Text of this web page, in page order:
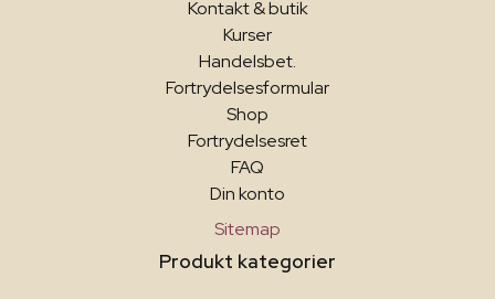
Kontakt & butik
Kurser
Handelsbet.
Fortrydelsesformular
Shop
Fortrydelsesret
FAQ
Din konto
Sitemap
Produkt kategorier